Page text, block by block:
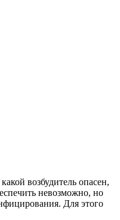
возбудитель опасен,
невозможно, но
Для этого